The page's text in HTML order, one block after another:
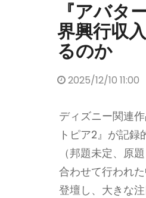
『アバ
界興行収
るのか
2025/12/10 11:00
ディズニー関連
トピア2』が記
（邦題未定、原
合わせて行われ
登壇し、大きな注